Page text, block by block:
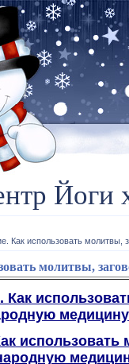
Йоги
Как использовать молитвы,
молитвы,
Как